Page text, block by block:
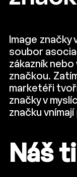
Image
soubor
zákazník
značkou.
marketéři
značky v
značku
Náš